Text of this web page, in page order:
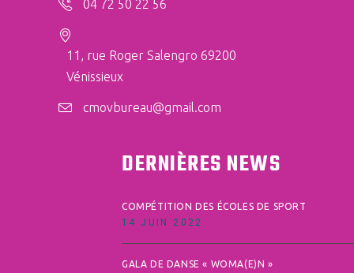
04 72 50 22 56
11, rue Roger Salengro 69200
Vénissieux
cmovbureau@gmail.com
DERNIÈRES NEWS
COMPÉTITION DES ÉCOLES DE SPORT
14 JUIN 2022
GALA DE DANSE « WOMA(E)N »